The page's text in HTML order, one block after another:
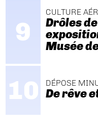
CULTURE
Drôles
Musée
DÉPOSE
De rêve